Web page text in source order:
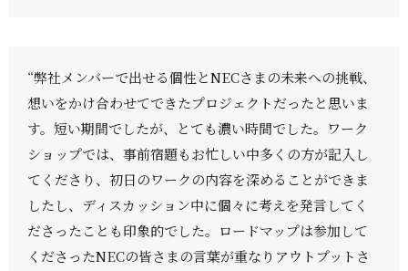
“弊社メンバーで出せる個性とNECさまの未来への挑戦、
想いをかけ合わせてできたプロジェクトだったと思いま
す。短い期間でしたが、とても濃い時間でした。ワーク
ショップでは、事前宿題もお忙しい中多くの方が記入し
てくださり、初日のワークの内容を深めることができま
したし、ディスカッション中に個々に考えを発言してく
ださったことも印象的でした。ロードマップは参加して
くださったNECの皆さまの言葉が重なりアウトプットさ